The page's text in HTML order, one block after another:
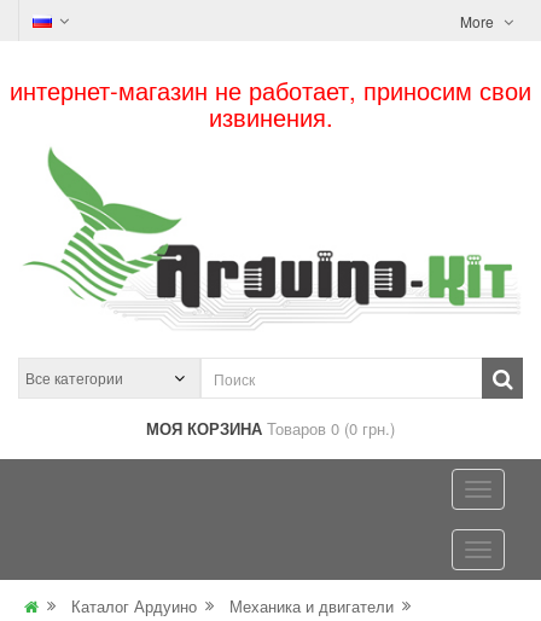
More
интернет-магазин не работает, приносим свои
извинения.
МОЯ КОРЗИНА Товаров 0 (0 грн.)
Каталог Ардуино
Механика и двигатели